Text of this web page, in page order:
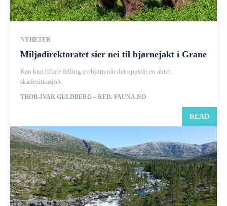
NYHETER
Miljødirektoratet sier nei til bjørnejakt i Grane
Kan kun tillate felling av bjørn når det oppstår en akutt
skadesituasjon.
THOR-IVAR GULDBERG – RED. FAUNA.NO
READ